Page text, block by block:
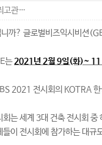
고관…
니까? 글로벌비즈익시비션
는2021년 2월 9일(화)~ 11(
2021 전시회의 KOTRA 한
회는 세계 3대 건축 전시회
들이 전시회에 참가하는 대규